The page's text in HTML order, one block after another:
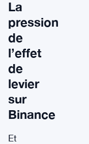
La
pression
de
l’effet
de
levier
sur
Binance
Et